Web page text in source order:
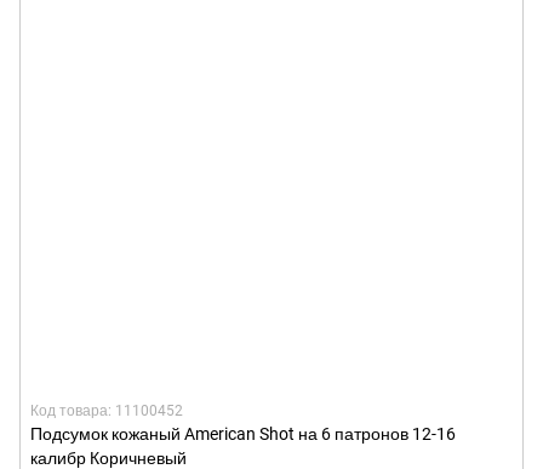
Код товара: 11100452
Подсумок кожаный American Shot на 6 патронов 12-16
калибр Коричневый